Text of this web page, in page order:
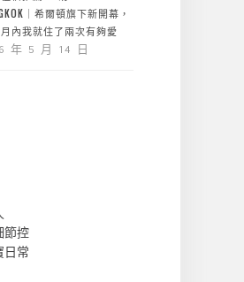
｜希爾頓旗下新開幕，
內我就住了兩次有夠愛
年 5 月 14 日
節控
日常